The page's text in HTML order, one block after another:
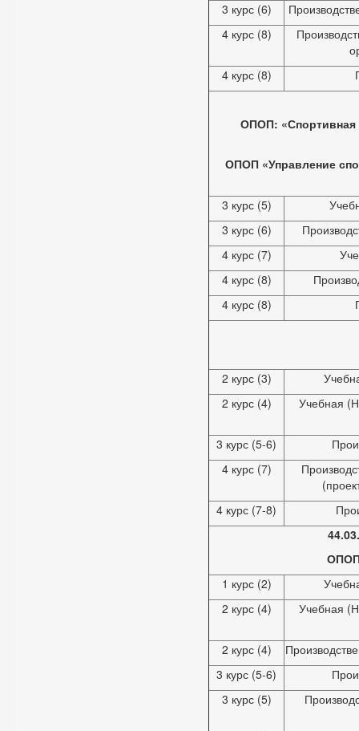
3 курс (6)
4 курс (8)
4 курс (8)
ОПОП: «Спортивная
ОПОП «Управление
3 курс (5)
3 курс (6)
4 курс (7)
4 курс (8)
4 курс (8)
2 курс (3)
2 курс (4)
Учебная
3 курс (5-6)
4 курс (7)
4 курс (7-8)
ОПОП
1 курс (2)
2 курс (4)
Учебная
2 курс (4)
3 курс (5-6)
3 курс (5)